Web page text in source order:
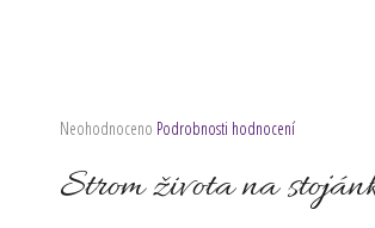
Průměrné
produktu
je
Neohodnoceno Podrobnosti hodnocení
Strom života na